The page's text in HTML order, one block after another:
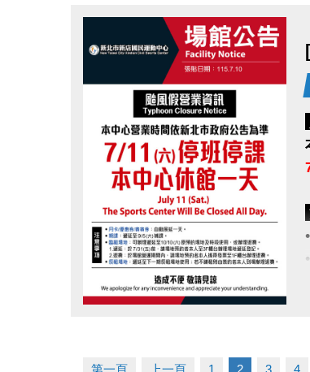
•
•
第一頁 上一頁 1 2 3 4